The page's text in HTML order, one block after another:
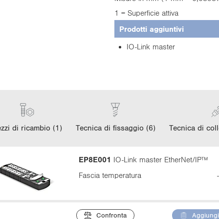
1 = Superficie attiva
Prodotti aggiuntivi
IO-Link master
di ricambio (1) Tecnica di fissaggio (6) Tecnica di
EP8E001 IO-Link master EtherNet/IP™
Fascia temperatura
Confronta